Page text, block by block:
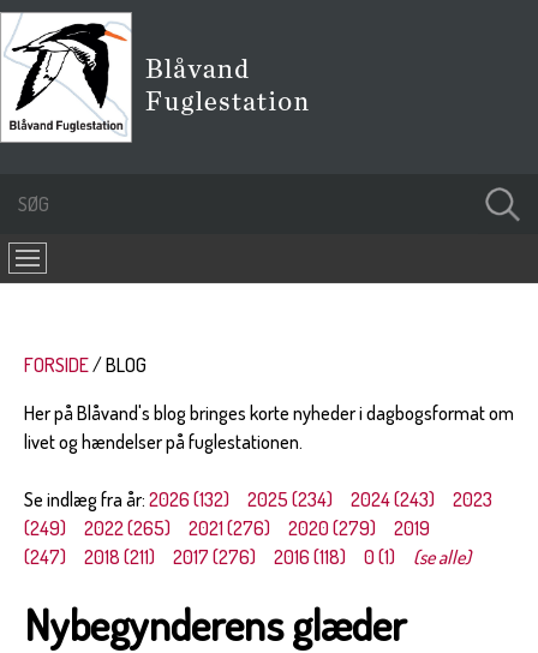
FORSIDE
BLOG
Her på Blåvand's blog bringes korte nyheder i dagbogsformat om
livet og hændelser på fuglestationen.
Se indlæg fra år: 2026 (132) 2025 (234) 2024 (243)
2023
(249)
2022 (265) 2021 (276) 2020 (279)
2019
(247)
2018 (211) 2017 (276) 2016 (118) 0 (1) (se alle)
Nybegynderens glæder